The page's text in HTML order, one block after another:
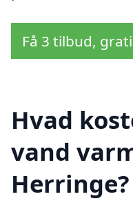
Få 3 tilbud,
Hvad
vand
Herringe?